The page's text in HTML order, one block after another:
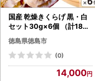
国産 乾燥きくらげ 黒・白
セット30g×6個 （計180g
徳島県徳島市
(0)
14,000